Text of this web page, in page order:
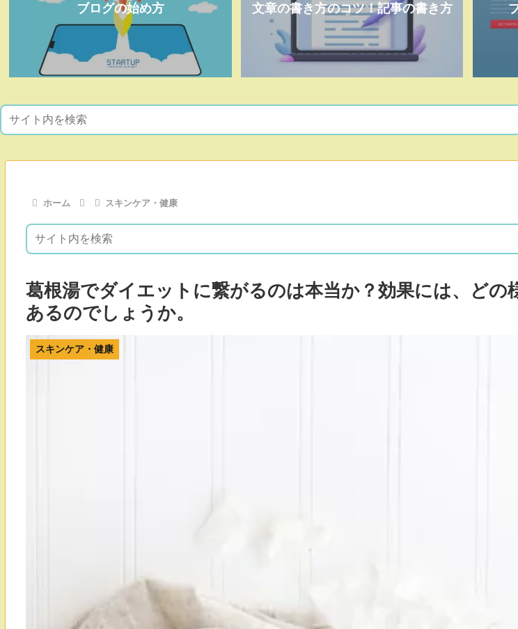
ブログの始め方 文章の書き方のコツ！記事の書き方
ホーム スキンケア・健康
葛根湯でダイエットに繋がるのは本当か？効果には、どの
あるのでしょうか。
スキンケア・健康